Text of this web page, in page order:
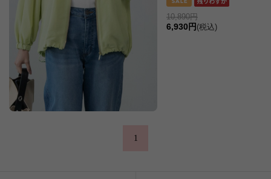
10,890円
6,930円 (税込)
1